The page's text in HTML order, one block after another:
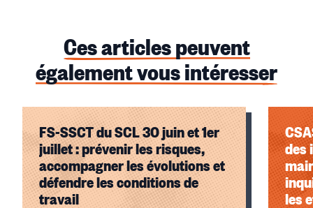
Ces articles peuvent
également vous intéresser
FS-SSCT du SCL 30 juin et 1er
juillet : prévenir les risques,
accompagner les évolutions et
défendre les conditions de
travail
des
les